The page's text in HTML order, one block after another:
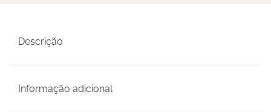
Descrição
Informação adicional